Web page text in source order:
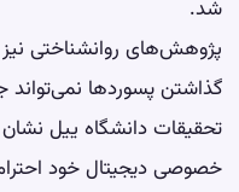
شد.
پژوهش‌های روانشناختی
گذاشتن پسوردها نمی‌تواند
تحقیقات دانشگاه ییل نشان
خصوصی دیجیتال خود